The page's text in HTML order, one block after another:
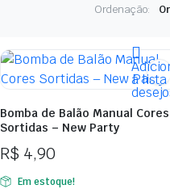
Ordenação:
à lista
Bomba de Balão Manual Cores
Sortidas – New Party
R$ 4,90
Em estoque!